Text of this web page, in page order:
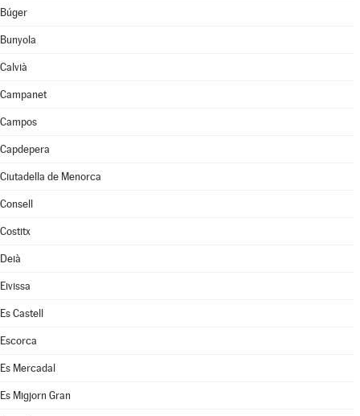
Búger
Bunyola
Calvià
Campanet
Campos
Capdepera
Ciutadella de Menorca
Consell
Costitx
Deià
Eivissa
Es Castell
Escorca
Es Mercadal
Es Migjorn Gran